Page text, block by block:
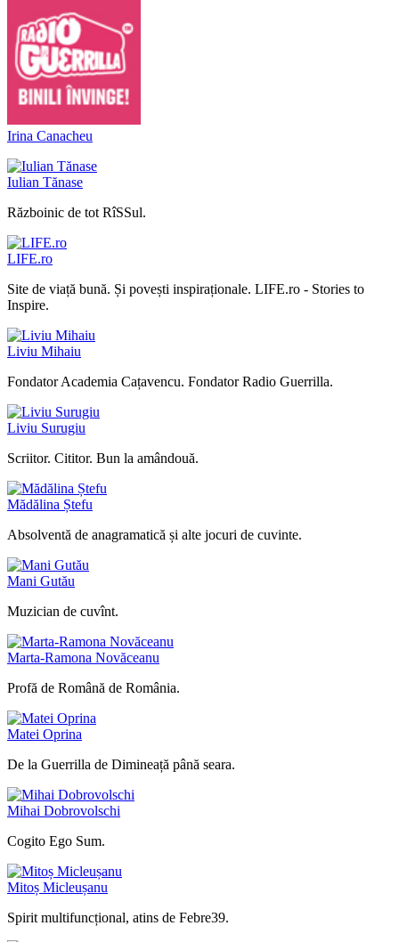
Irina Canacheu
Iulian Tănase
Războinic de tot RîSSul.
LIFE.ro
Site de viață bună. Și povești inspiraționale. LIFE.ro - Stories to
Inspire.
Liviu Mihaiu
Fondator Academia Cațavencu. Fondator Radio Guerrilla.
Liviu Surugiu
Scriitor. Cititor. Bun la amândouă.
Mădălina Ștefu
Absolventă de anagramatică și alte jocuri de cuvinte.
Mani Gutău
Muzician de cuvînt.
Marta-Ramona Novăceanu
Profă de Română de România.
Matei Oprina
De la Guerrilla de Dimineață până seara.
Mihai Dobrovolschi
Cogito Ego Sum.
Mitoș Micleușanu
Spirit multifuncțional, atins de Febre39.